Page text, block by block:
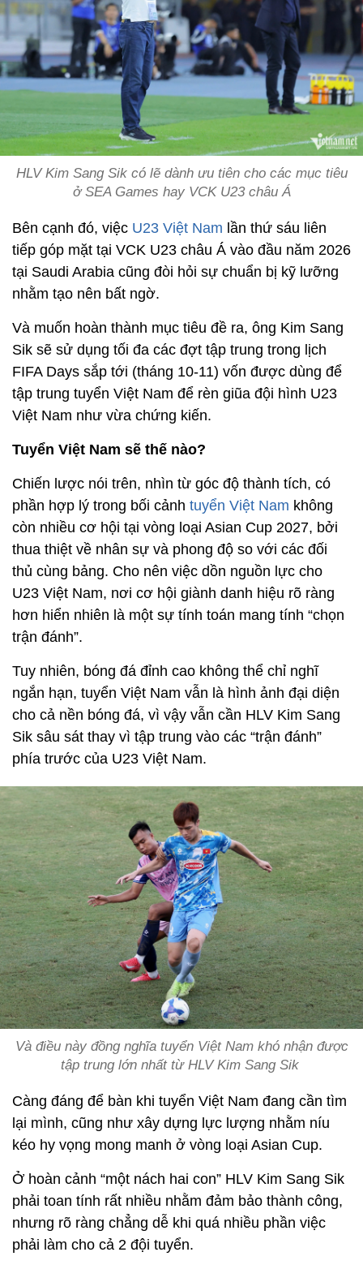
HLV Kim Sang Sik có lẽ dành ưu tiên cho các mục tiêu
ở SEA Games hay VCK U23 châu Á
Bên cạnh đó, việc U23 Việt Nam lần thứ sáu liên
tiếp góp mặt tại VCK U23 châu Á vào đầu năm 2026
tại Saudi Arabia cũng đòi hỏi sự chuẩn bị kỹ lưỡng
nhằm tạo nên bất ngờ.
Và muốn hoàn thành mục tiêu đề ra, ông Kim Sang
Sik sẽ sử dụng tối đa các đợt tập trung trong lịch
FIFA Days sắp tới (tháng 10-11) vốn được dùng để
tập trung tuyển Việt Nam để rèn giũa đội hình U23
Việt Nam như vừa chứng kiến.
Tuyển Việt Nam sẽ thế nào?
Chiến lược nói trên, nhìn từ góc độ thành tích, có
phần hợp lý trong bối cảnh tuyển Việt Nam không
còn nhiều cơ hội tại vòng loại Asian Cup 2027, bởi
thua thiệt về nhân sự và phong độ so với các đối
thủ cùng bảng. Cho nên việc dồn nguồn lực cho
U23 Việt Nam, nơi cơ hội giành danh hiệu rõ ràng
hơn hiển nhiên là một sự tính toán mang tính “chọn
trận đánh”.
Tuy nhiên, bóng đá đỉnh cao không thể chỉ nghĩ
ngắn hạn, tuyển Việt Nam vẫn là hình ảnh đại diện
cho cả nền bóng đá, vì vậy vẫn cần HLV Kim Sang
Sik sâu sát thay vì tập trung vào các “trận đánh”
phía trước của U23 Việt Nam.
Và điều này đồng nghĩa tuyển Việt Nam khó nhận được
tập trung lớn nhất từ HLV Kim Sang Sik
Càng đáng để bàn khi tuyển Việt Nam đang cần tìm
lại mình, cũng như xây dựng lực lượng nhằm níu
kéo hy vọng mong manh ở vòng loại Asian Cup.
Ở hoàn cảnh “một nách hai con” HLV Kim Sang Sik
phải toan tính rất nhiều nhằm đảm bảo thành công,
nhưng rõ ràng chẳng dễ khi quá nhiều phần việc
phải làm cho cả 2 đội tuyển.